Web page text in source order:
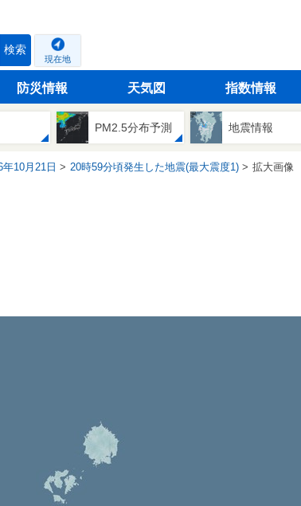
検索
現在地
防災情報 天気図 指数情報
PM2.5分布予測 地震情報
年10月21日 20時59分頃発生した地震(最大震度1) 拡大画像